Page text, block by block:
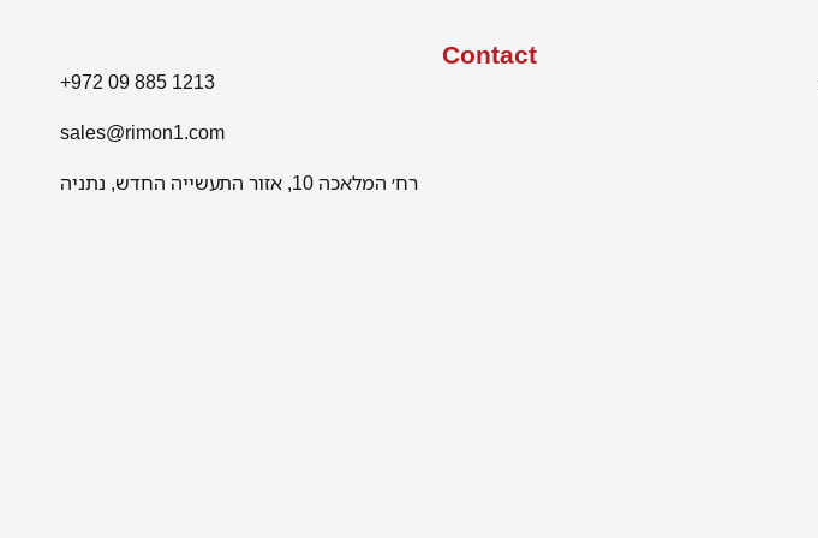
Contact
+972 09 885 1213
sales@rimon1.com
רח׳ המלאכה 10, אזור התעשייה החדש, נתניה